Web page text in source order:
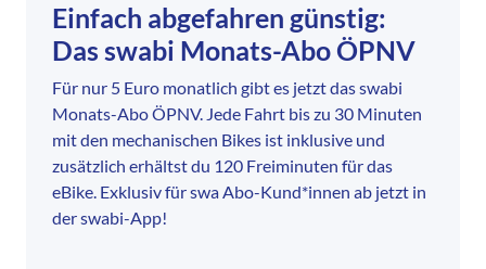
Einfach abgefahren günstig:
Das swabi Monats-Abo ÖPNV
Für nur 5 Euro monatlich gibt es jetzt das swabi
Monats-Abo ÖPNV. Jede Fahrt bis zu 30 Minuten
mit den mechanischen Bikes ist inklusive und
zusätzlich erhältst du 120 Freiminuten für das
eBike. Exklusiv für swa Abo-Kund*innen ab jetzt in
der swabi-App!